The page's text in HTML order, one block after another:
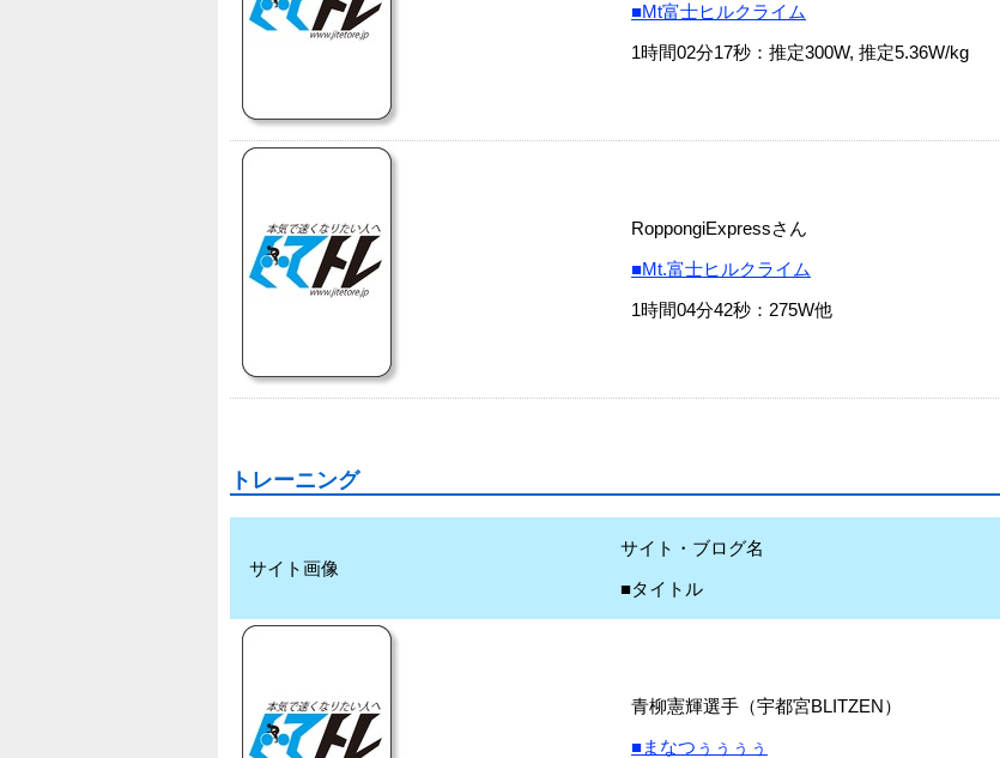
■Mt富士ヒルクライム
1時間02分17秒：推定300W, 推定5.36W/kg
RoppongiExpressさん
■Mt.富士ヒルクライム
1時間04分42秒：275W他
トレーニング
サイト画像
サイト・ブログ名
■タイトル
青柳憲輝選手（宇都宮BLITZEN）
■まなつぅぅぅぅ